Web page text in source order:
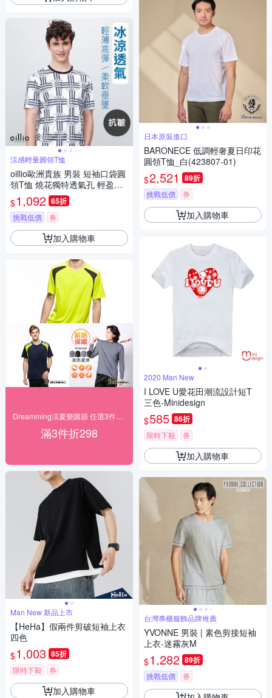
涼感輕量圓領T恤
oillio歐洲貴族 男裝 短袖口袋圓
領T恤 燒花獨特透氣孔 輕盈帶
走熱氣 白色 法國品牌
$1,092 65折
挑戰低價 券
加入購物車
滿3件折298
Man New 新品上市
【HeHa】假兩件剪破短袖上衣
四色
$1,003 85折
限時下殺 券
加入購物車
日本原裝進口
BARONECE 低調輕奢夏日印花
圓領T恤_白(423807-01)
$2,521 89折
挑戰低價 券
加入購物車
2020 Man New
I LOVE U愛花田潮流設計短T
三色-Minidesign
$585 86折
限時下殺 券
加入購物車
台灣專櫃服飾品牌推薦
YVONNE 男裝 | 素色剪接短袖
上衣-迷霧灰M
$1,282 89折
挑戰低價 券